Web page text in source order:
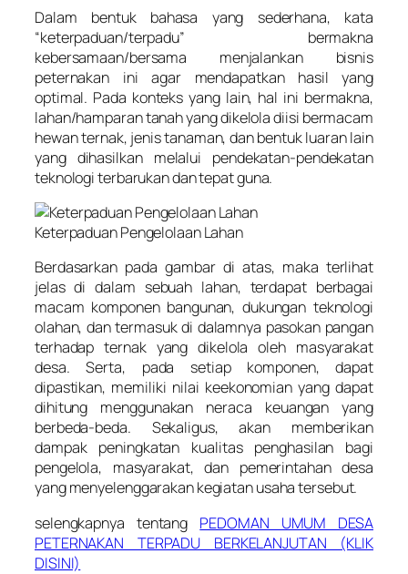
Dalam bentuk bahasa yang sederhana, kata
“keterpaduan/terpadu” bermakna
kebersamaan/bersama menjalankan bisnis
peternakan ini agar mendapatkan hasil yang
optimal. Pada konteks yang lain, hal ini bermakna,
lahan/hamparan tanah yang dikelola diisi bermacam
hewan ternak, jenis tanaman, dan bentuk luaran lain
yang dihasilkan melalui pendekatan-pendekatan
teknologi terbarukan dan tepat guna.
Keterpaduan Pengelolaan Lahan
Berdasarkan pada gambar di atas, maka terlihat
jelas di dalam sebuah lahan, terdapat berbagai
macam komponen bangunan, dukungan teknologi
olahan, dan termasuk di dalamnya pasokan pangan
terhadap ternak yang dikelola oleh masyarakat
desa. Serta, pada setiap komponen, dapat
dipastikan, memiliki nilai keekonomian yang dapat
dihitung menggunakan neraca keuangan yang
berbeda-beda. Sekaligus, akan memberikan
dampak peningkatan kualitas penghasilan bagi
pengelola, masyarakat, dan pemerintahan desa
yang menyelenggarakan kegiatan usaha tersebut.
selengkapnya tentang PEDOMAN UMUM DESA
PETERNAKAN TERPADU BERKELANJUTAN (KLIK
DISINI)